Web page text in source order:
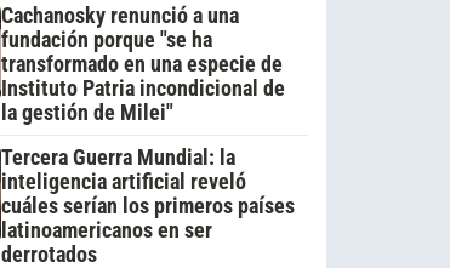
Cachanosky renunció a una
fundación porque "se ha
transformado en una especie de
Instituto Patria incondicional de
la gestión de Milei"
Tercera Guerra Mundial: la
inteligencia artificial reveló
cuáles serían los primeros países
latinoamericanos en ser
derrotados